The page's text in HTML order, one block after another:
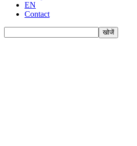
EN
Contact